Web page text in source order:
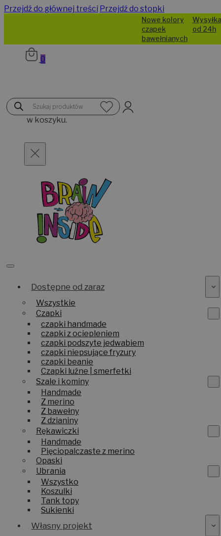
Przejdź do głównej treści Przejdź do stopki
Nowe kolory
czapek
bawełnianych
Wysyłka
od 24h
Wyszukiwarka
produktów
0
Brak
produktów
w koszyku.
Dostępne od zaraz
Wszystkie
Czapki
czapki handmade
czapki z ociepleniem
czapki podszyte jedwabiem
czapki niepsujące fryzury
czapki beanie
Czapki luźne | smerfetki
Szale i kominy
Handmade
Z merino
Z bawełny
Z dzianiny
Rękawiczki
Handmade
Pięciopalczaste z merino
Opaski
Ubrania
Wszystko
Koszulki
Tank topy
Sukienki
Własny projekt